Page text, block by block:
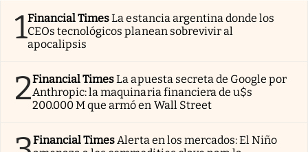
1Financial TimesLa estancia argentina donde los
CEOs tecnológicos planean sobrevivir al
apocalipsis
2Financial TimesLa apuesta secreta de Google por
Anthropic: la maquinaria financiera de u$s
200.000 M que armó en Wall Street
Financial TimesAlerta en los mercados: El Niño